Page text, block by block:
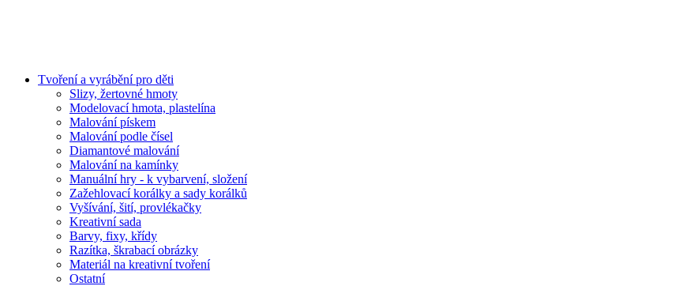
Tvoření a vyrábění pro děti
Slizy, žertovné hmoty
Modelovací hmota, plastelína
Malování pískem
Malování podle čísel
Diamantové malování
Malování na kamínky
Manuální hry - k vybarvení, složení
Zažehlovací korálky a sady korálků
Vyšívání, šití, provlékačky
Kreativní sada
Barvy, fixy, křídy
Razítka, škrabací obrázky
Materiál na kreativní tvoření
Ostatní